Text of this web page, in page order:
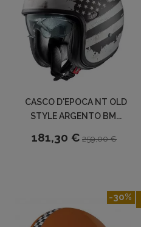
CASCO D'EPOCA NT OLD
STYLE ARGENTO BM...
181,30 € 259,00 €
-30%